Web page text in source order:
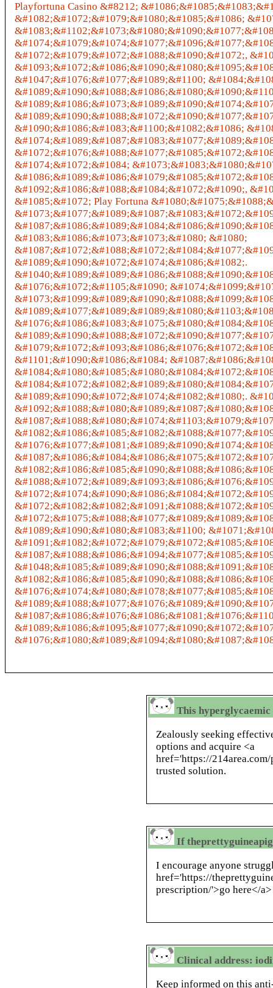
Playfortuna Casino &#8212;
&#1082;&#1072;&#1079;&#1080;&#1085;&#1086;
&#1072;&#1079;&#1072;&#1088;&#1090;&#1072;,
&#1047;&#1076;&#1077;&#1089;&#1100;
&#1090;&#1086;&#1083;&#1100;&#1082;&#1086;
&#1074;&#1072;&#1084;
&#1092;&#1086;&#1088;&#1084;&#1072;&#1090;,
&#1085;&#1072; Play Fortuna
&#1083;&#1086;&#1073;&#1073;&#1080; &#1080;
&#1089;&#1090;&#1072;&#1074;&#1086;&#1082;.
&#1076;&#1072;&#1105;&#1090;
&#1101;&#1090;&#1086;&#1084;
&#1089;&#1090;&#1072;&#1074;&#1082;&#1080;.
&#1089;&#1090;&#1080;&#1083;&#1100;
This
Zealously seeking
options and acquire <a
href='https://
trusted solution.
If
I encourage anyone
href='https://
prescription/'>go here</
Clinical address:
Keep informed on this